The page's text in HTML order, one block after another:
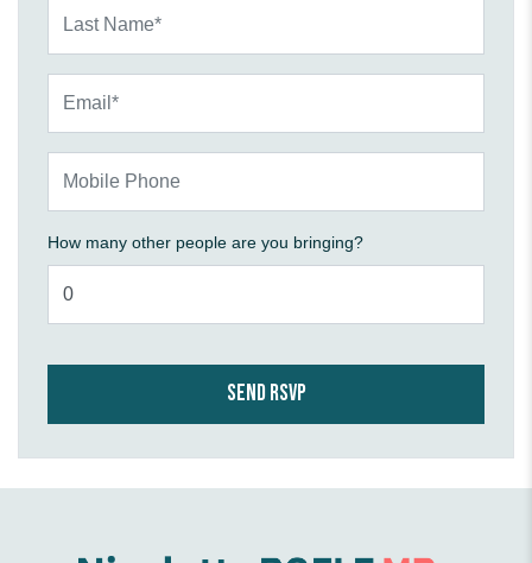
How many other people are you bringing?